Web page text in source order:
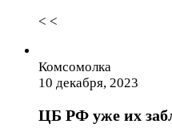
< <
Комсомолка
10 декабря, 2023
ЦБ РФ уже их